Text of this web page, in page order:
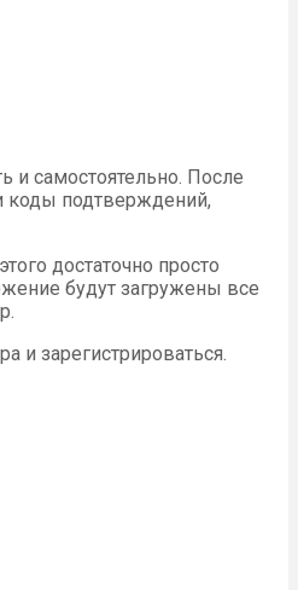
и самостоятельно. После
коды подтверждений,
достаточно просто
будут загружены все
и зарегистрироваться.